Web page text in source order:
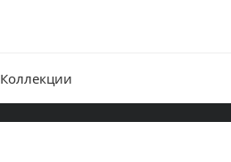
Коллекции